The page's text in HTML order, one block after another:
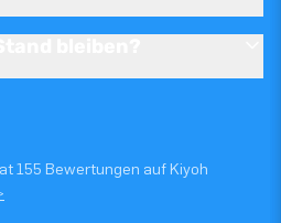
155 Bewertungen auf Kiyoh